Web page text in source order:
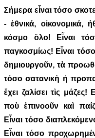
Σήμερα εἶναι τόσο
- ἐθνικά,
κόσμο ὅλο! Εἶναι
παγκοσμίως! Εἶναι
δημιουργοῦν, τὰ
τόσο σατανικὴ ἡ
ἔχει ζαλίσει τὶς
ποὺ ἐπινοοῦν καὶ
Εἶναι τόσο
Εἶναι τόσο